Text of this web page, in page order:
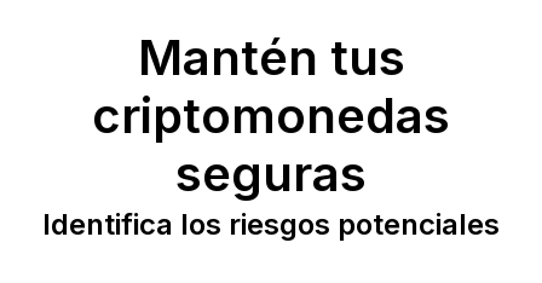
Mantén tus
criptomonedas
seguras
Identifica los riesgos potenciales